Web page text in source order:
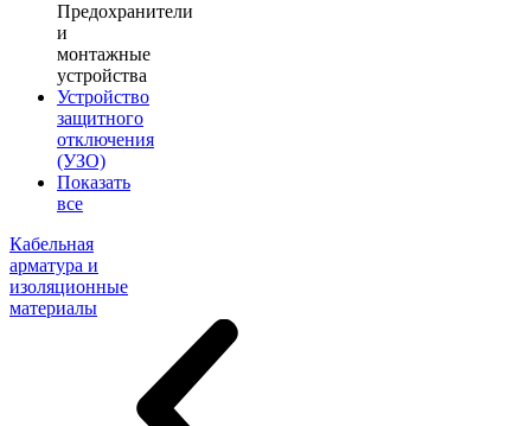
Предохранители
и
монтажные
устройства
Устройство
защитного
отключения
(УЗО)
Показать
все
Кабельная
арматура и
изоляционные
материалы